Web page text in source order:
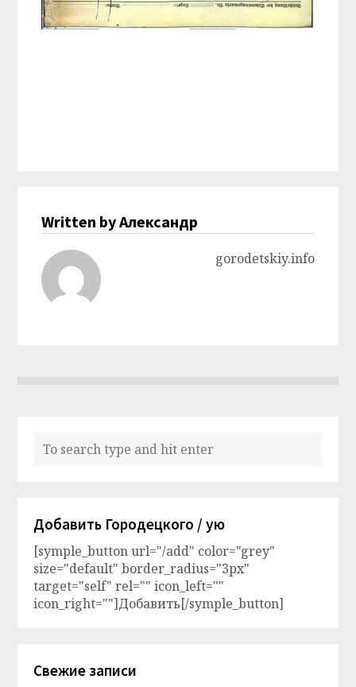
Written by Александр
gorodetskiy.info
Добавить Городецкого / ую
[symple_button url="/add" color="grey"
size="default" border_radius="3px"
target="self" rel="" icon_left=""
icon_right=""]Добавить[/symple_button]
Свежие записи